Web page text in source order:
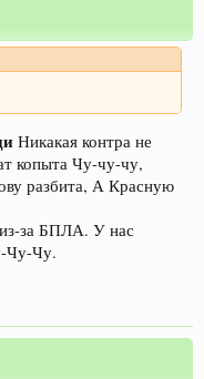
Никакая контра не
копыта Чу-чу-чу,
разбита, А Красную
за БПЛА. У нас
Чу-Чу.